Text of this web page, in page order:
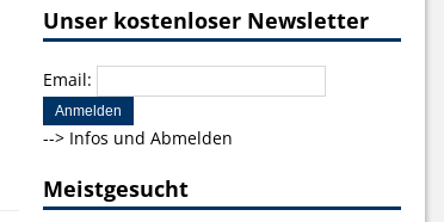
Unser kostenloser Newsletter
Email:
--> Infos und Abmelden
Meistgesucht